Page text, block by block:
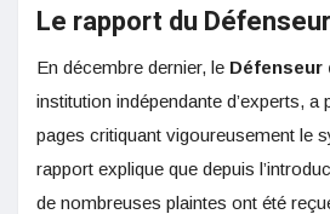
Le rapport du
En décembre dernier, le Défenseur
institution indépendante d’experts, a
pages critiquant vigoureusement le
rapport explique que depuis
de nombreuses plaintes ont été